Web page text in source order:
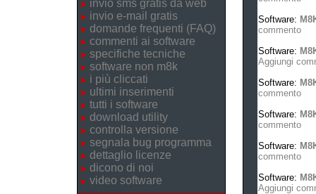
invio sms gratis da web
invio e-mail gratis
domande frequenti (FAQ)
commenti ai software
specifiche tecniche
software non m8k
i più cliccati
ultimi inserimenti
tutti i software
download utility
controlla versione
segnala bug programma
dettaglio licenze
dicono di noi
video software
Software:
commento
Software:
Aggiungi
Software:
commento
Software:
commento
Software:
commento
Software:
Aggiungi